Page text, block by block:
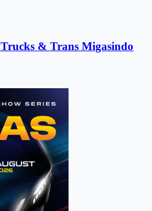
& Trans Migasindo